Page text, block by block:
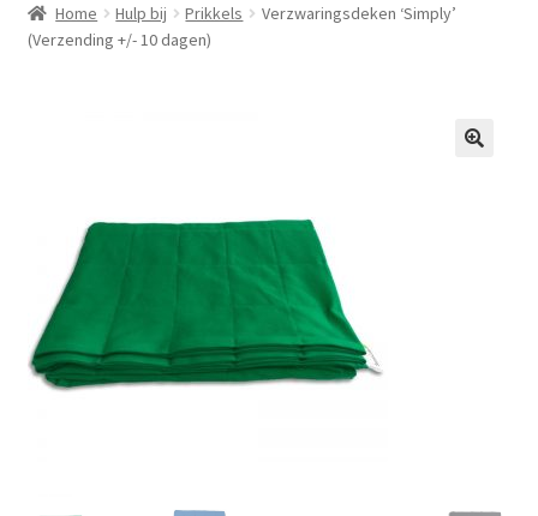
ADHD
TOS
Home Hulp bij Prikkels
Verzwaringsdeken ‘Simply’
(Verzending +/- 10 dagen)